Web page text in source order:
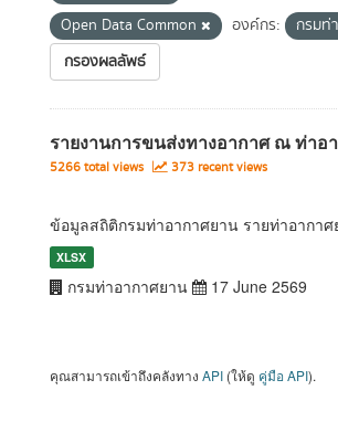
Open Data Common
องค์กร:
กรมท่
กรองผลลัพธ์
รายงานการขนส่งทางอากาศ ณ ท่าอ
5266 total views 373 recent views
ข้อมูลสถิติกรมท่าอากาศยาน รายท่าอากา
XLSX
กรมท่าอากาศยาน 17 June 2569
คุณสามารถเข้าถึงคลังทาง API (ให้ดู คู่มือ API).